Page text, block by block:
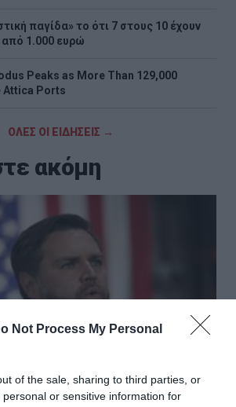
Not Process My Personal
of the sale, sharing to third parties, or
or sensitive information for
παγίδα» το ότι 7 στους 10 έχουν
1.000 ευρώ
Peaks as More Than 129,000
Attica Ports
ΟΛΕΣ ΟΙ ΕΙΔΗΣΕΙΣ →
ακόμη